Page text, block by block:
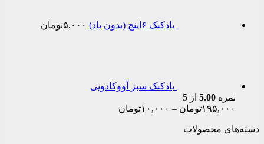
بادکنک ۶اینچ (بدون باد)
۵,۰۰۰تومان
بادکنک سبز آووکادویی
نمره 5.00 از 5
۱۹۵,۰۰۰تومان – ۱۰,۰۰۰تومان
دسته‌های محصولات